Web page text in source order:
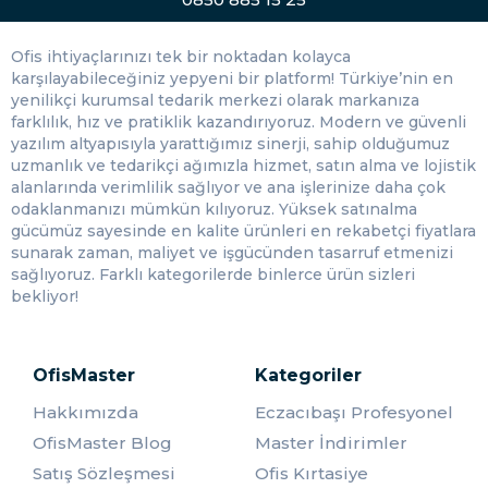
ekonomiktir. Bu nedenle, kullanıcılar hem yüksek kaliteli
Muadil tonerlerin fiyatları markadan markaya
değişebilmektedir. Ancak, genellikle orijinal tonerlere
göre yüzde 30 ila yüzde 50 arasında daha ucuzdur.
Ayrıca, toner kartuşları genellikle daha fazla sayfa baskı
yapabilme özelliğine sahiptir, bu nedenle daha az toner
değiştirerek tasarruf sağlayabilirsiniz.
Brother Muadil Toner Çeşitleri
Brother muadil tonerler, Brother yazıcılarının birçok
modeli için mevcuttur. Bu tonerler, orijinal tonerlerin
baskısı için kullanılmaktadır. Tek renkli çıktı işlemleri için
uygundur. Genelde kapsamlı olmayan baskı işlemlerinde
Ofis ihtiyaçlarınızı tek bir noktadan kolayca
karşılayabileceğiniz yepyeni bir platform! Türkiye’nin en
yenilikçi kurumsal tedarik merkezi olarak markanıza
farklılık, hız ve pratiklik kazandırıyoruz. Modern ve güvenli
yazılım altyapısıyla yarattığımız sinerji, sahip olduğumuz
uzmanlık ve tedarikçi ağımızla hizmet, satın alma ve lojistik
alanlarında verimlilik sağlıyor ve ana işlerinize daha çok
odaklanmanızı mümkün kılıyoruz. Yüksek satınalma
gücümüz sayesinde en kalite ürünleri en rekabetçi fiyatlara
sunarak zaman, maliyet ve işgücünden tasarruf etmenizi
sağlıyoruz. Farklı kategorilerde binlerce ürün sizleri
bekliyor!
OfisMaster
Hakkımızda
OfisMaster Blog
Satış Sözleşmesi
Kategoriler
Eczacıbaşı Profesyonel
Master İndirimler
Ofis Kırtasiye